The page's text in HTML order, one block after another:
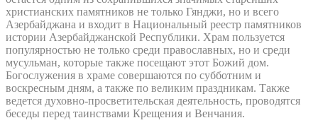
христианских памятников не только Гянджи, но и всего
Азербайджана и входит в Национальный реестр памятников
истории Азербайджанской Республики. Храм пользуется
популярностью не только среди православных, но и среди
мусульман, которые также посещают этот Божий дом.
Богослужения в храме совершаются по субботним и
воскресным дням, а также по великим праздникам. Также
ведется духовно-просветительская деятельность, проводятся
беседы перед таинствами Крещения и Венчания.